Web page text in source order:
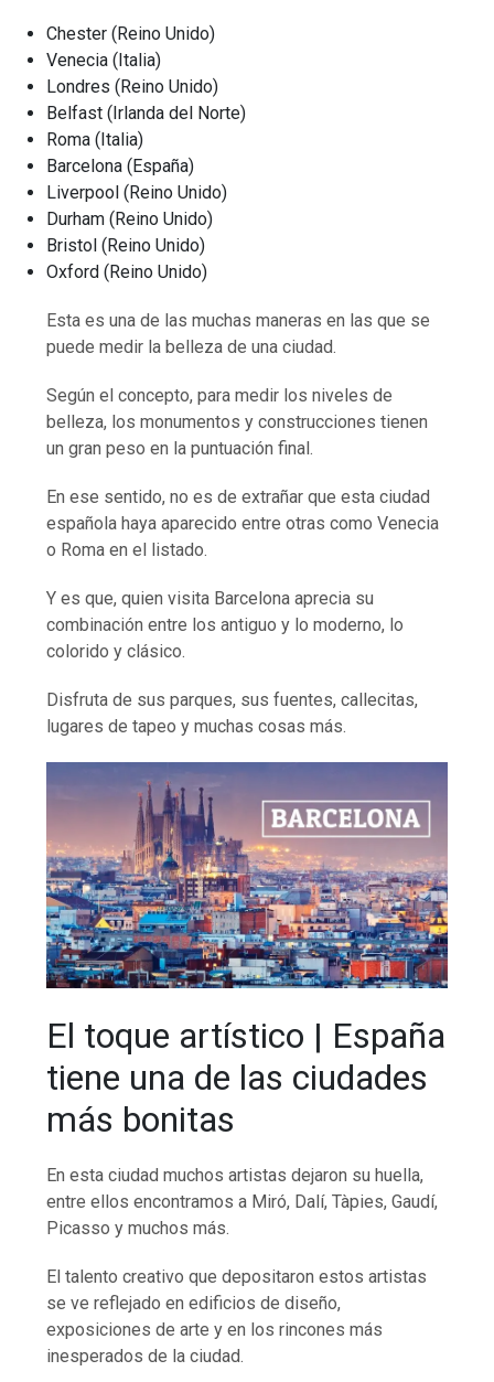
Chester (Reino Unido)
Venecia (Italia)
Londres (Reino Unido)
Belfast (Irlanda del Norte)
Roma (Italia)
Barcelona (España)
Liverpool (Reino Unido)
Durham (Reino Unido)
Bristol (Reino Unido)
Oxford (Reino Unido)
Esta es una de las muchas maneras en las que se
puede medir la belleza de una ciudad.
Según el concepto, para medir los niveles de
belleza, los monumentos y construcciones tienen
un gran peso en la puntuación final.
En ese sentido, no es de extrañar que esta ciudad
española haya aparecido entre otras como Venecia
o Roma en el listado.
Y es que, quien visita Barcelona aprecia su
combinación entre los antiguo y lo moderno, lo
colorido y clásico.
Disfruta de sus parques, sus fuentes, callecitas,
lugares de tapeo y muchas cosas más.
El toque artístico | España
tiene una de las ciudades
más bonitas
En esta ciudad muchos artistas dejaron su huella,
entre ellos encontramos a Miró, Dalí, Tàpies, Gaudí,
Picasso y muchos más.
El talento creativo que depositaron estos artistas
se ve reflejado en edificios de diseño,
exposiciones de arte y en los rincones más
inesperados de la ciudad.